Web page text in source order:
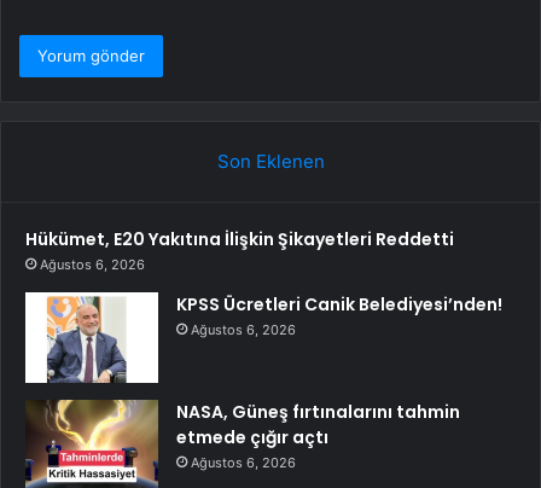
Son Eklenen
Hükümet, E20 Yakıtına İlişkin Şikayetleri Reddetti
Ağustos 6, 2026
KPSS Ücretleri Canik Belediyesi’nden!
Ağustos 6, 2026
NASA, Güneş fırtınalarını tahmin
etmede çığır açtı
Ağustos 6, 2026